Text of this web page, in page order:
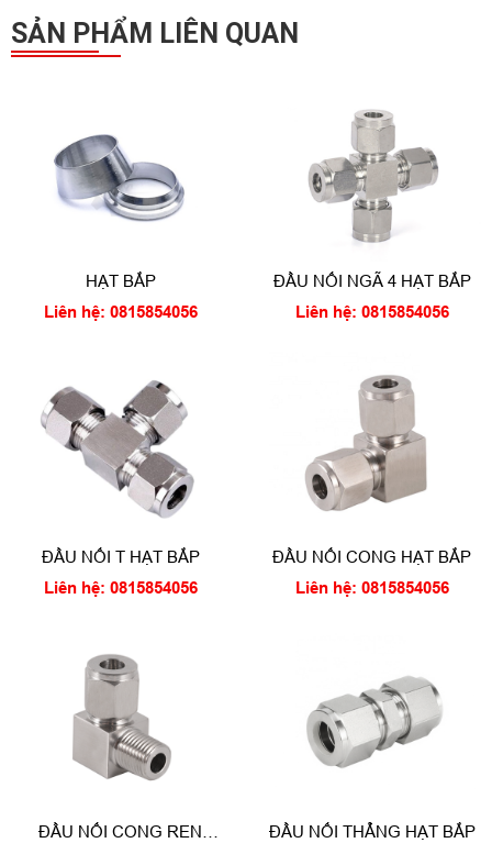
SẢN PHẨM LIÊN QUAN
HẠT BẮP
Liên hệ: 0815854056
ĐẦU NỐI NGÃ 4 HẠT BẮP
Liên hệ: 0815854056
ĐẦU NỐI T HẠT BẮP
Liên hệ: 0815854056
ĐẦU NỐI CONG HẠT BẮP
Liên hệ: 0815854056
ĐẦU NỐI CONG REN
ĐẦU NỐI THẲNG HẠT BẮP